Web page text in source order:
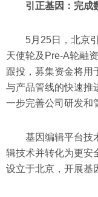
引正基因：完成
5月25日，北京
天使轮及Pre-A轮融
跟投，募集资金将用
与产品管线的快速推
一步完善公司研发和
基因编辑平台技
辑技术并转化为更安
设立于北京，开展基